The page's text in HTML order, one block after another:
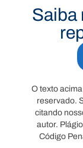
Saiba
O texto
reservado.
citando
autor.
Código